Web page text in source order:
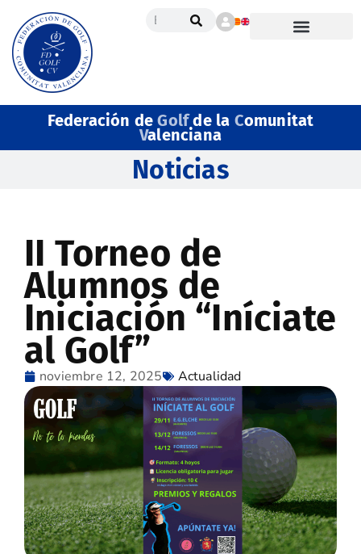
Federación deGolfde la Comunitat
Valenciana
Noticias
II Torneo de
Alumnos de
Iniciación “Iníciate
al Golf”
noviembre 12, 2025 Actualidad